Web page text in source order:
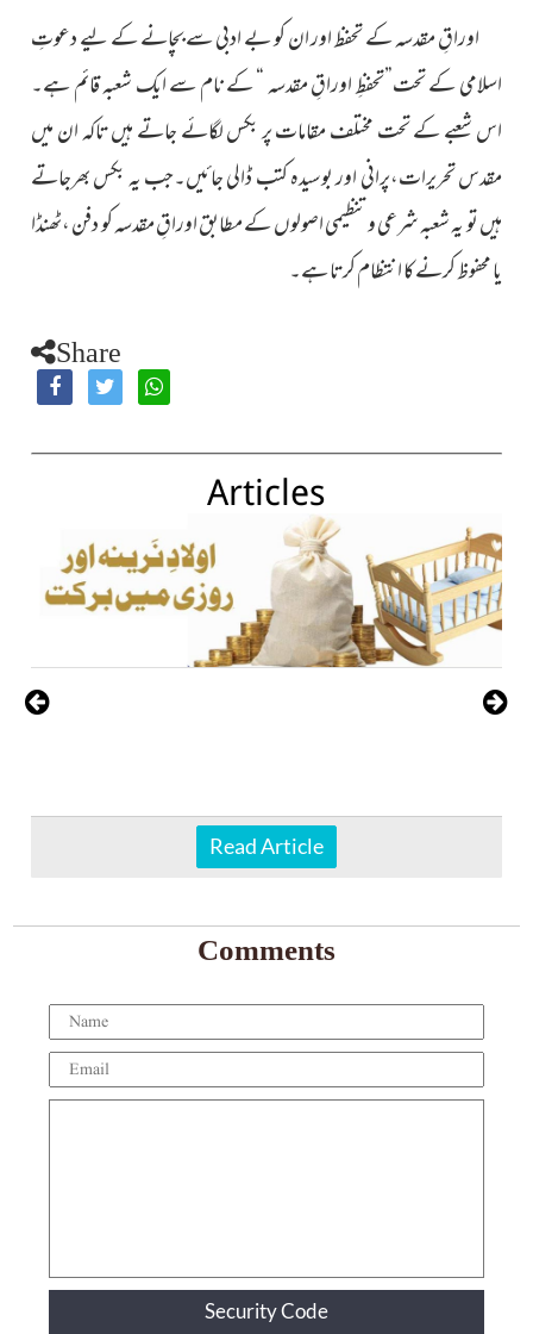
اوراقِ مقدسہ کے تحفظ اور ان کو بے ادبی سے بچانے کے لیے دعوتِ
اسلامی کے تحت”تحفظِ اوراقِ مقدسہ “ کے نام سے ایک شعبہ قائم ہے۔
اس شعبے کے تحت مختلف مقامات پر بکس لگائے جاتے ہیں تاکہ ان میں
مقدس تحریرات،پرانی اور بوسیدہ کتب ڈالی جائیں۔جب یہ بکس بھرجاتے
ہیں تو یہ شعبہ شرعی و تنظیمی اصولوں کے مطابق اوراقِ مقدسہ کو دفن ،ٹھنڈا
یا محفوظ کرنے کا انتظام کرتا ہے۔
Share
Articles
Read Article
Comments
Security Code